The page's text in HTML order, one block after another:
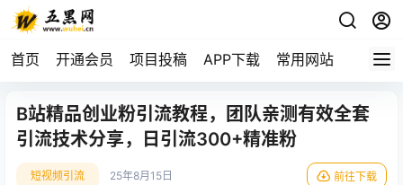
首页 开通会员 项目投稿 APP下载 常用网站
B站精品创业粉引流教程，团队亲测有效全套
引流技术分享，日引流300+精准粉
短视频引流 25年8月15日 前往下载